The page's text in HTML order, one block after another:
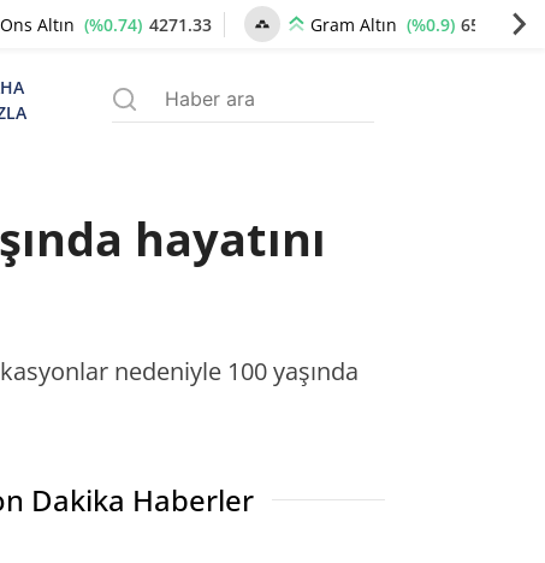
Ons Altın (%0.74) 4271.33 Gram Altın (%0.9) 6550.72
hayatını
nedeniyle 100 yaşında
Dakika Haberler